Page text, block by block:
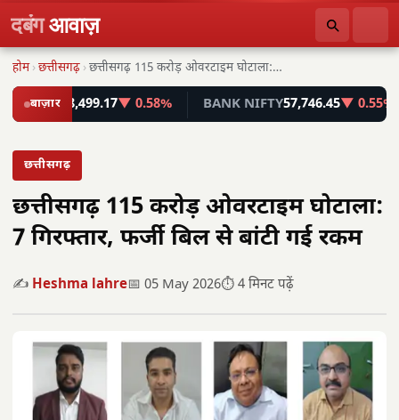
दबंगआवाज़
होम ›छत्तीसगढ़ › छत्तीसगढ़ 115 करोड़ ओवरटाइम घोटाला: 7 गिरफ्तार, फर्जी…
बाज़ार
78,499.17▼ 0.58% BANK NIFTY 57,746.45▼ 0.55%
छत्तीसगढ़
छत्तीसगढ़ 115 करोड़ ओवरटाइम घोटाला:
7 गिरफ्तार, फर्जी बिल से बांटी गई रकम
✍️ Heshma lahre📅 05 May 2026⏱️ 4 मिनट पढ़ें